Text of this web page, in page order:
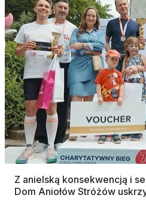
Z anielską konsekwencją i
Dom Aniołów Stróżów